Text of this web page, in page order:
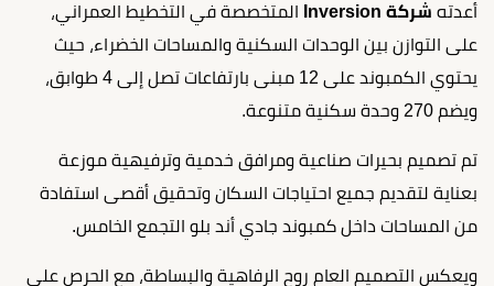
أعدته شركة Inversion
المتخصصة في التخطيط العمراني،
على التوازن بين الوحدات السكنية والمساحات الخضراء، حيث
يحتوي الكمبوند على 12 مبنى بارتفاعات تصل إلى 4 طوابق،
ويضم 270 وحدة سكنية متنوعة.
تم تصميم بحيرات صناعية ومرافق خدمية وترفيهية موزعة
بعناية لتقديم جميع احتياجات السكان وتحقيق أقصى استفادة
من المساحات داخل كمبوند جادي أند بلو التجمع الخامس.
ويعكس التصميم العام روح الرفاهية والبساطة، مع الحرص على